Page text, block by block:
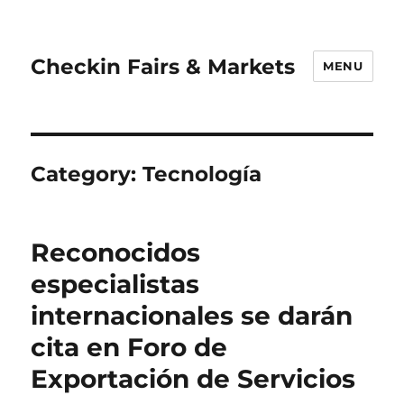
Checkin Fairs & Markets MENU
Category:Tecnología
Reconocidos
especialistas
internacionales se darán
cita en Foro de
Exportación de Servicios